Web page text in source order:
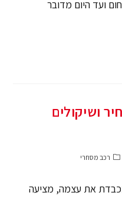
ועד היום מדובר
ושיקולים
רכב מסחרי
את עצמה, מציעה